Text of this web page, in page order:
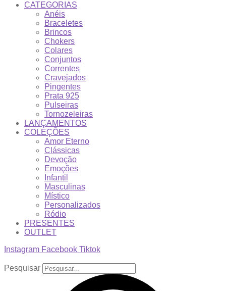
CATEGORIAS
Anéis
Braceletes
Brincos
Chokers
Colares
Conjuntos
Correntes
Cravejados
Pingentes
Prata 925
Pulseiras
Tornozeleiras
LANÇAMENTOS
COLEÇÕES
Amor Eterno
Clássicas
Devoção
Emoções
Infantil
Masculinas
Místico
Personalizados
Ródio
PRESENTES
OUTLET
Instagram Facebook Tiktok
Pesquisar